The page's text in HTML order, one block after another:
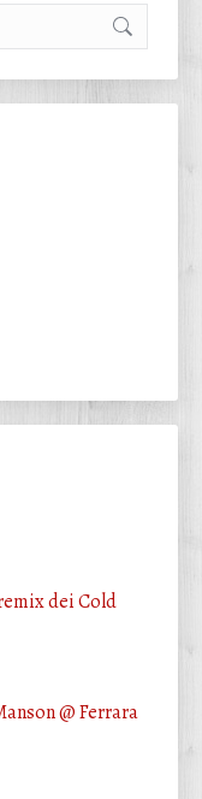
dei Cold
@ Ferrara